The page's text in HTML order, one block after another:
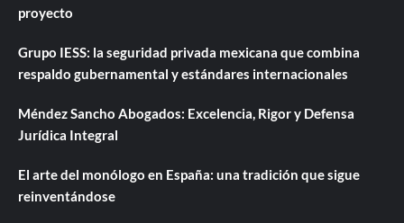
proyecto
Grupo IESS: la seguridad privada mexicana que combina
respaldo gubernamental y estándares internacionales
Méndez Sancho Abogados: Excelencia, Rigor y Defensa
Jurídica Integral
El arte del monólogo en España: una tradición que sigue
reinventándose